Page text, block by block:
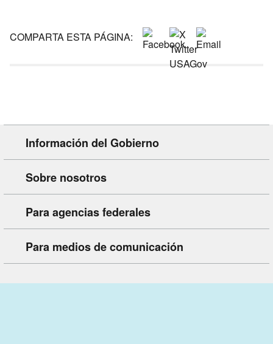
COMPARTA ESTA PÁGINA:
Información del Gobierno
Sobre nosotros
Para agencias federales
Para medios de comunicación